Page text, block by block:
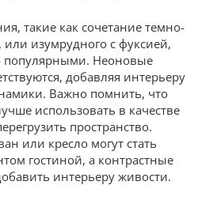
такие как сочетание темно-
изумрудного с фуксией,
популярными. Неоновые
добавляя интерьеру
Важно помнить, что
использовать в качестве
пространство.
или кресло могут стать
гостиной, а контрастные
интерьеру живости.